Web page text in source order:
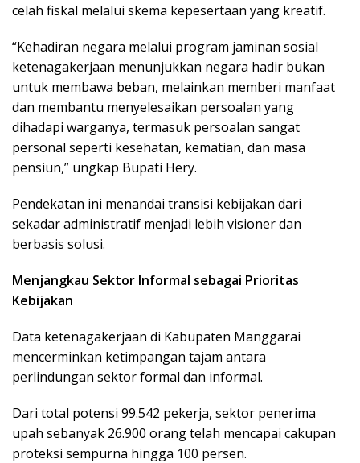
celah fiskal melalui skema kepesertaan yang kreatif.
“Kehadiran negara melalui program jaminan sosial
ketenagakerjaan menunjukkan negara hadir bukan
untuk membawa beban, melainkan memberi manfaat
dan membantu menyelesaikan persoalan yang
dihadapi warganya, termasuk persoalan sangat
personal seperti kesehatan, kematian, dan masa
pensiun,” ungkap Bupati Hery.
Pendekatan ini menandai transisi kebijakan dari
sekadar administratif menjadi lebih visioner dan
berbasis solusi.
Menjangkau Sektor Informal sebagai Prioritas
Kebijakan
Data ketenagakerjaan di Kabupaten Manggarai
mencerminkan ketimpangan tajam antara
perlindungan sektor formal dan informal.
Dari total potensi 99.542 pekerja, sektor penerima
upah sebanyak 26.900 orang telah mencapai cakupan
proteksi sempurna hingga 100 persen.